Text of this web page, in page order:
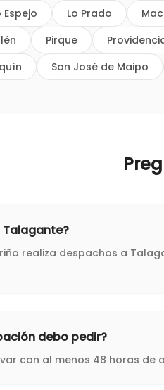
Espejo Lo Prado
Pirque
San José de Maipo
Talagante?
realiza despachos a
debo pedir?
con al menos 48 horas